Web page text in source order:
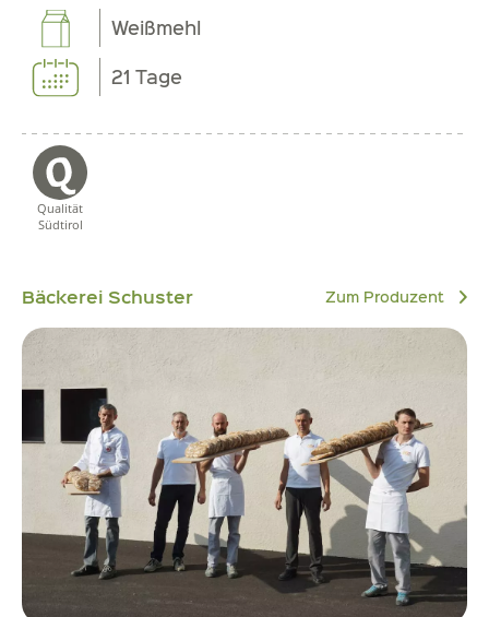
Weißmehl
21 Tage
Qualität
Südtirol
Bäckerei Schuster Zum Produzent